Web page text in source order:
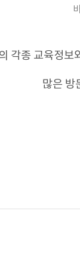
각종 교육정보
많은 방